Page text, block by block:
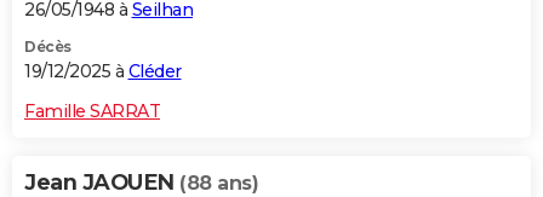
26/05/1948 à Seilhan
Décès
19/12/2025 à Cléder
Famille SARRAT
Jean JAOUEN (88 ans)